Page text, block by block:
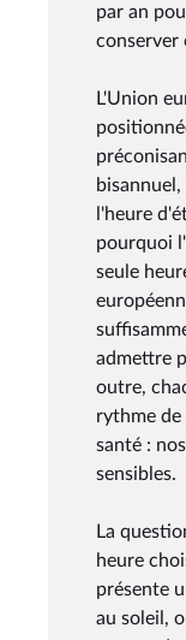
par an
conserver
L'Union
l'heure
pourquoi
seule
admettre
outre,
rythme de
santé :
sensibles.
La
heure
présente
au soleil,